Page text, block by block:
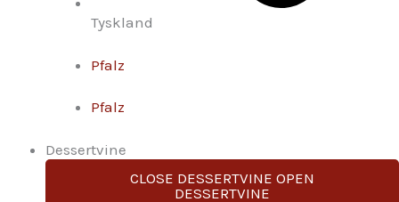
Tyskland
Pfalz
Pfalz
Dessertvine
CLOSE DESSERTVINE OPEN
DESSERTVINE